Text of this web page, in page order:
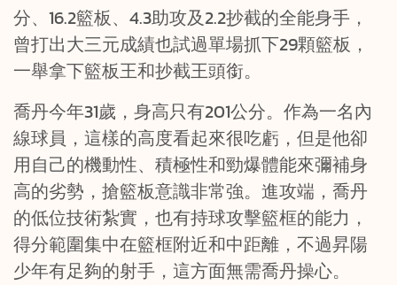
分、16.2籃板、4.3助攻及2.2抄截的全能身手，
曾打出大三元成績也試過單場抓下29顆籃板，
一舉拿下籃板王和抄截王頭銜。
喬丹今年31歲，身高只有201公分。作為一名內
線球員，這樣的高度看起來很吃虧，但是他卻
用自己的機動性、積極性和勁爆體能來彌補身
高的劣勢，搶籃板意識非常強。進攻端，喬丹
的低位技術紮實，也有持球攻擊籃框的能力，
得分範圍集中在籃框附近和中距離，不過昇陽
少年有足夠的射手，這方面無需喬丹操心。